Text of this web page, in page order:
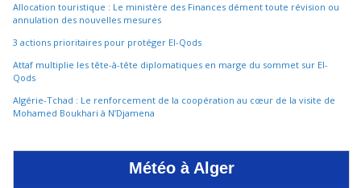
Allocation touristique : Le ministère des Finances dément toute révision ou
annulation des nouvelles mesures
3 actions prioritaires pour protéger El-Qods
Attaf multiplie les tête-à-tête diplomatiques en marge du sommet sur El-
Qods
Algérie-Tchad : Le renforcement de la coopération au cœur de la visite de
Mohamed Boukhari à N’Djamena
Météo à Alger